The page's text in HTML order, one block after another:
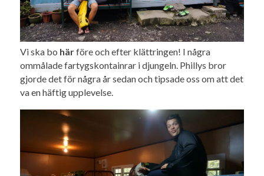
Vi ska bo härföre och efter klättringen! I några
ommålade fartygskontainrar i djungeln. Phillys bror
gjorde det för några år sedan och tipsade oss om att det
va en häftig upplevelse.